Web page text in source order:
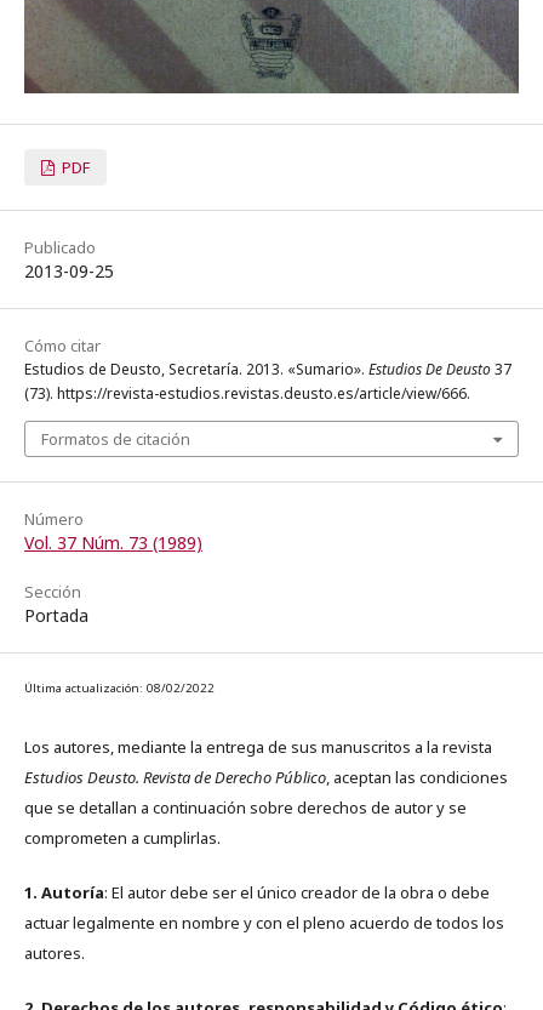
PDF
Publicado
2013-09-25
Cómo citar
Estudios de Deusto, Secretaría. 2013. «Sumario». Estudios De Deusto37
(73). https://revista-estudios.revistas.deusto.es/article/view/666.
Formatos de citación
Número
Vol. 37 Núm. 73 (1989)
Sección
Portada
Última actualización: 08/02/2022
Los autores, mediante la entrega de sus manuscritos a la revista
Estudios Deusto. Revista de Derecho Público, aceptan las condiciones
que se detallan a continuación sobre derechos de autor y se
comprometen a cumplirlas.
1. Autoría: El autor debe ser el único creador de la obra o debe
actuar legalmente en nombre y con el pleno acuerdo de todos los
autores.